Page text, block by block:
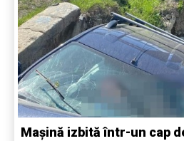
Mașină izbită într-un cap